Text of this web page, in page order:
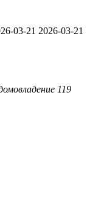
03-21 2026-03-21
119